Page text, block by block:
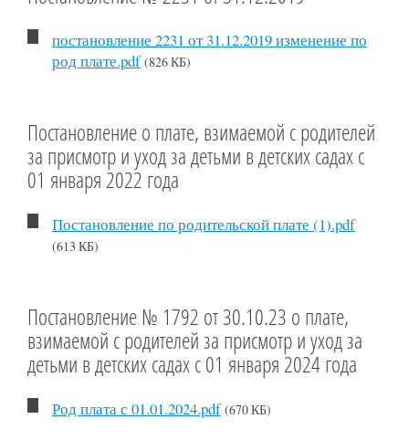
постановление 2231 от 31.12.2019 изменение по
род плате.pdf (826 КБ)
Постановление о плате, взимаемой с родителей
за присмотр и уход за детьми в детских садах с
01 января 2022 года
Постановление по родительской плате (1).pdf
(613 КБ)
Постановление № 1792 от 30.10.23 о плате,
взимаемой с родителей за присмотр и уход за
детьми в детских садах с 01 января 2024 года
Род плата с 01.01.2024.pdf (670 КБ)